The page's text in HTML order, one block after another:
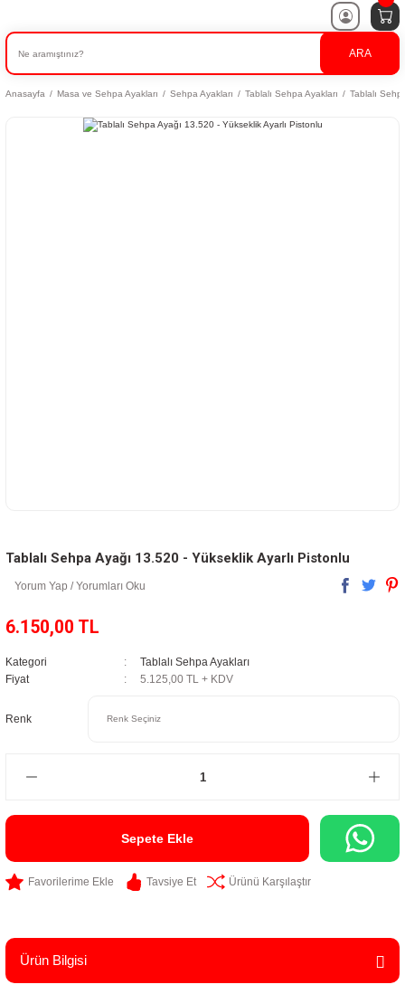
ARA
Anasayfa Masa ve Sehpa Ayakları Sehpa Ayakları Tablalı Sehpa Ayakları Tablalı
Tablalı Sehpa Ayağı 13.520 - Yükseklik Ayarlı Pistonlu
Yorum Yap / Yorumları Oku
6.150,00 TL
Kategori
Tablalı Sehpa Ayakları
Fiyat
5.125,00 TL + KDV
Renk
Sepete Ekle
Tavsiye Et Ürünü Karşılaştır
Ürün Bilgisi